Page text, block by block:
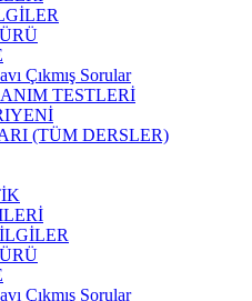
Çıkmış Sorular
TESTLERİ
YENİ
(TÜM DERSLER)
Çıkmış Sorular